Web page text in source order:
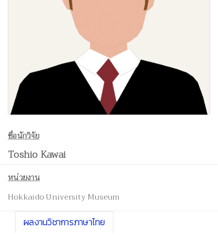
ชื่อนักวิจัย
Toshio Kawai
หน่วยงาน
Hokkaido University Museum
ผลงานวิชาการภาษาไทย